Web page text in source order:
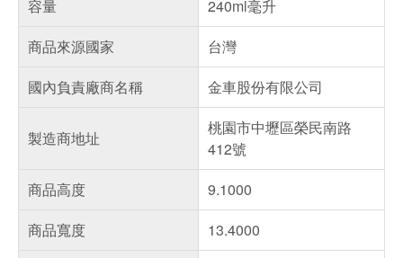
容量
240ml毫升
商品來源國家
台灣
國內負責廠商名稱
金車股份有限公司
製造商地址
桃園市中壢區榮民南路
412號
商品高度
9.1000
商品寬度
13.4000